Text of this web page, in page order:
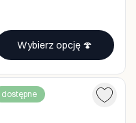
Wybierz opcję 🍄
dostępne